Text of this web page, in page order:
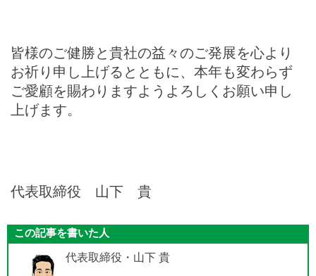
皆様のご健勝と貴社の益々のご発展を心より
お祈り申し上げるとともに、本年も変わらず
ご愛顧を賜わりますようよろしくお願い申し
上げます。
代表取締役 山下 貴
この記事を書いた人
代表取締役・山下 貴